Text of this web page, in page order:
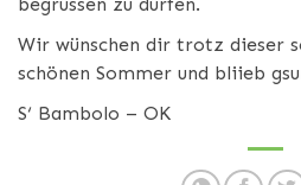
Wir wünschen dir trotz dieser
schönen Sommer und bliieb
S‘ Bambolo – OK